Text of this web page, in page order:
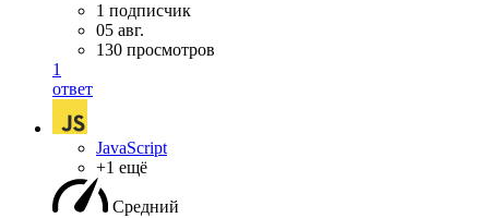
1 подписчик
05 авг.
130 просмотров
1
ответ
JavaScript
+1 ещё
Средний